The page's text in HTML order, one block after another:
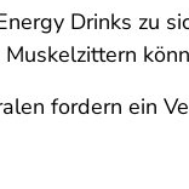
Drinks zu
fordern ein